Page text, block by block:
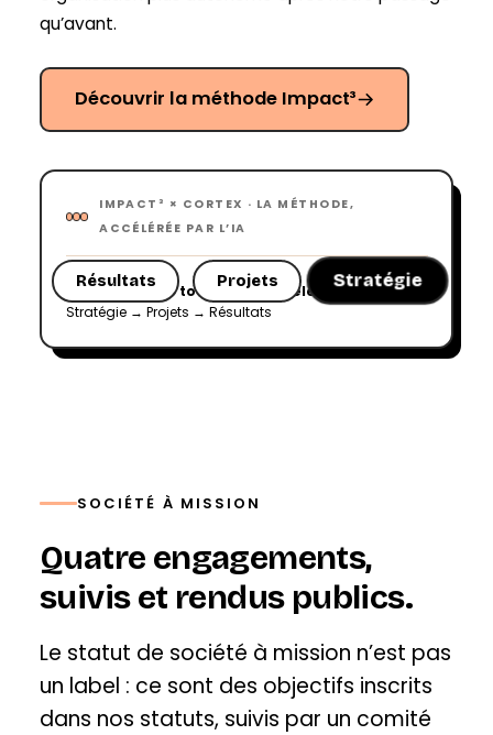
qu’avant.
Découvrir la méthode Impact³
IMPACT³ × CORTEX · LA MÉTHODE,
ACCÉLÉRÉE PAR L’IA
›
›
›
› Data Stratégie
Projets
Résultats
La méthode tourne, l’IA accélère
· Data →
Stratégie → Projets → Résultats
SOCIÉTÉ À MISSION
Quatre engagements,
suivis et rendus publics.
Le statut de société à mission n’est pas
un label : ce sont des objectifs inscrits
dans nos statuts, suivis par un comité